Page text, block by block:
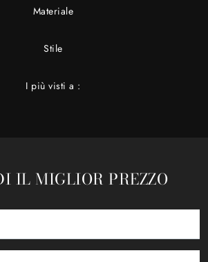
Materiale
Stile
I più visti a :
IL MIGLIOR PREZZO